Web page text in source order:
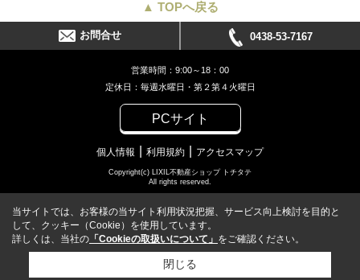
▲ TOPへ戻る
お問合せ 0438-53-7167
営業時間：9:00～18：00
定休日：毎週水曜日・第２第４火曜日
PCサイト
個人情報 利用規約 アクセスマップ
Copyright(c) LIXIL不動産ショップ トチタテ
All rights reserved.
当サイトでは、お客様の当サイト利用状況把握、サービス向上検討を目的と
して、クッキー（Cookie）を使用しています。
詳しくは、当社の 「Cookieの取扱いについて」 をご確認ください。
閉じる